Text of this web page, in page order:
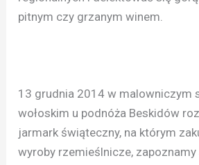
pitnym czy grzanym winem.
13 grudnia 2014 w malowniczym
wołoskim u podnóża Beskidów
jarmark świąteczny, na którym
wyroby rzemieślnicze, zapoznamy